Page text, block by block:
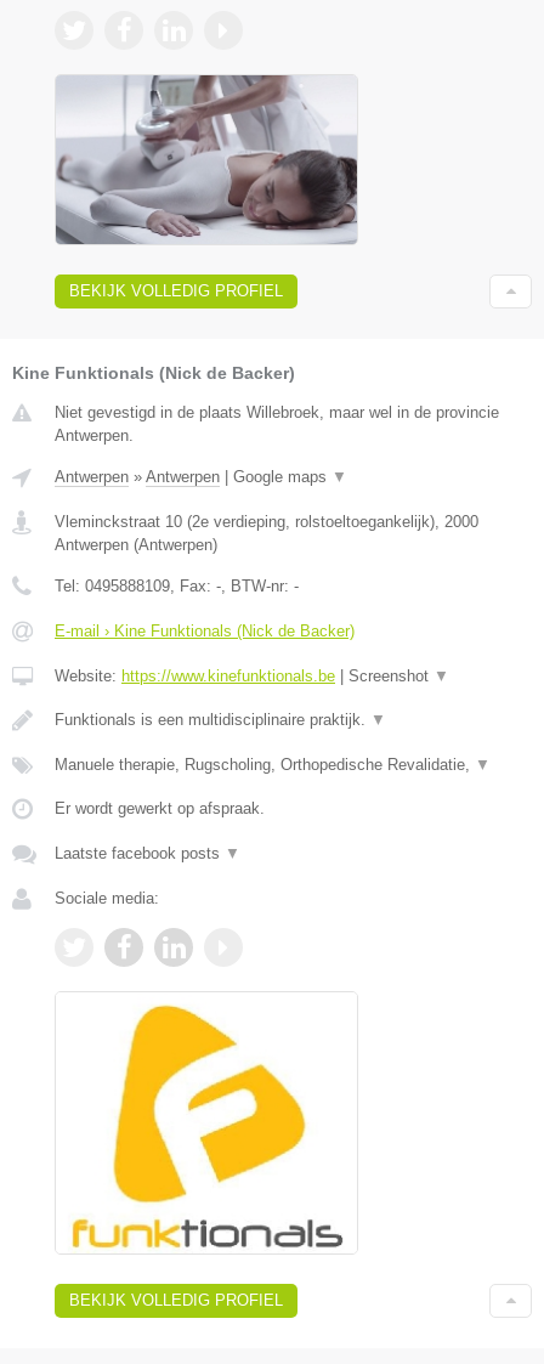
BEKIJK VOLLEDIG PROFIEL
Kine Funktionals (Nick de Backer)
Niet gevestigd in de plaats Willebroek, maar wel in de provincie
Antwerpen.
Antwerpen » Antwerpen Google maps ▼
Vleminckstraat 10 (2e verdieping, rolstoeltoegankelijk) 2000
Antwerpen (Antwerpen)
Tel: 0495888109 , Fax: - , BTW-nr: -
E-mail › Kine Funktionals (Nick de Backer)
Website: https://www.kinefunktionals.be Screenshot ▼
Funktionals is een multidisciplinaire praktijk. ▼
Manuele therapie, Rugscholing, Orthopedische Revalidatie, ▼
Er wordt gewerkt op afspraak.
Laatste facebook posts ▼
Sociale media:
BEKIJK VOLLEDIG PROFIEL